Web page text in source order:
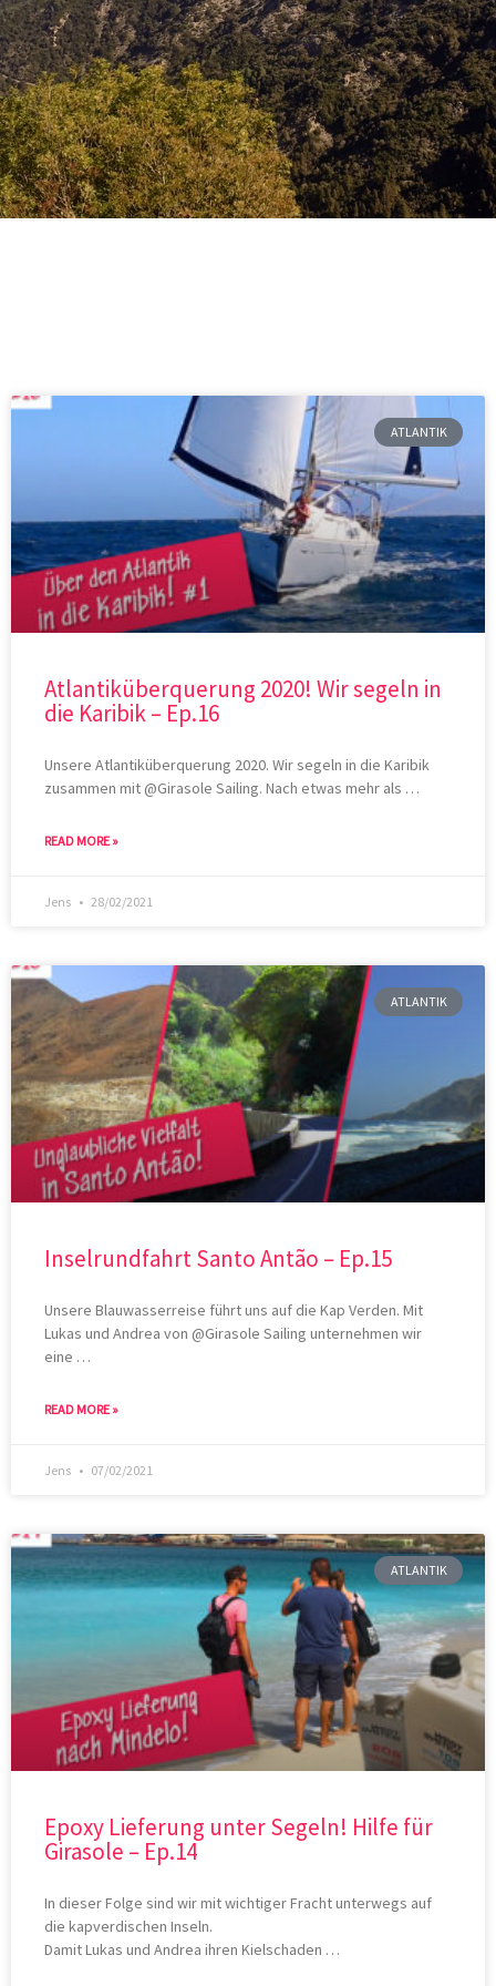
ATLANTIK
Atlantiküberquerung 2020! Wir segeln in
die Karibik – Ep.16
Unsere Atlantiküberquerung 2020. Wir segeln in die Karibik
zusammen mit @Girasole Sailing. Nach etwas mehr als …
READ MORE »
Jens 28/02/2021
ATLANTIK
Inselrundfahrt Santo Antão – Ep.15
Unsere Blauwasserreise führt uns auf die Kap Verden. Mit
Lukas und Andrea von @Girasole Sailing unternehmen wir
eine …
READ MORE »
Jens 07/02/2021
ATLANTIK
Epoxy Lieferung unter Segeln! Hilfe für
Girasole – Ep.14
In dieser Folge sind wir mit wichtiger Fracht unterwegs auf
die kapverdischen Inseln.
Damit Lukas und Andrea ihren Kielschaden …